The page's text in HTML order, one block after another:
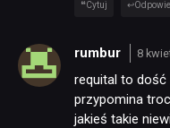
Cytuj
rumbur 8
requital to
przypomina
jakieś takie